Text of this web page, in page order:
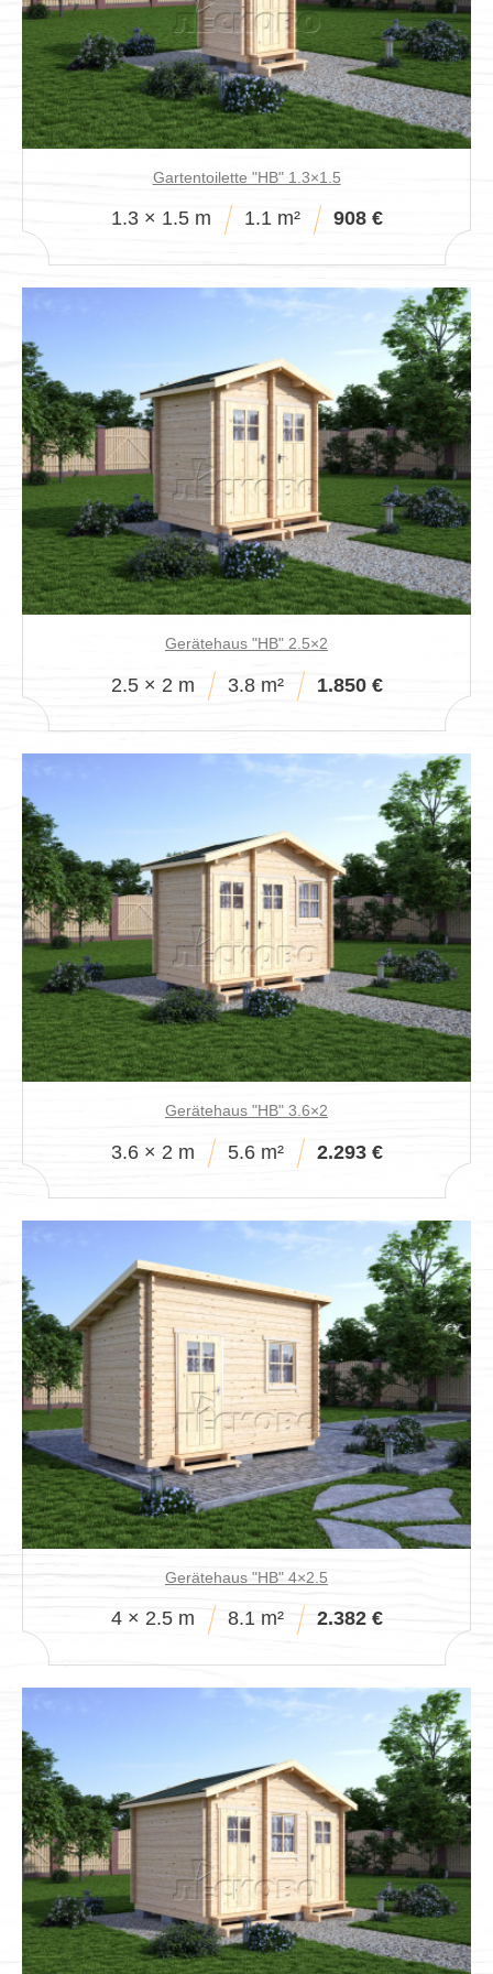
Verkaufspavillon
Gartentoilette "HB" 1.3×1.5
1.3 × 1.5 m 1.1 m² 908 €
Gerätehaus "HB" 2.5×2
2.5 × 2 m 3.8 m² 1.850 €
Gerätehaus "HB" 3.6×2
3.6 × 2 m 5.6 m² 2.293 €
Gerätehaus "HB" 4×2.5
4 × 2.5 m 8.1 m² 2.382 €